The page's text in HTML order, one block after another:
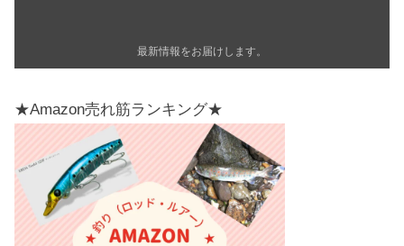
最新情報をお届けします。
★Amazon売れ筋ランキング★